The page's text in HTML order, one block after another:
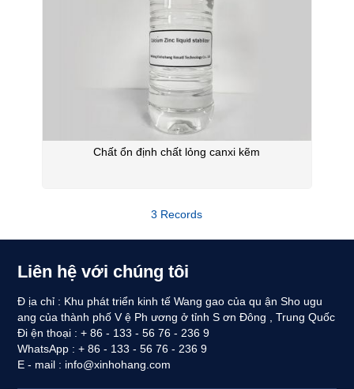
Chất ổn định chất lỏng canxi kẽm
3 Records
Liên hệ với chúng tôi
Đ ịa chỉ : Khu phát triển kinh tế Wang gao của qu ận Sho ugu
ang của thành phố V ệ Ph ương ở tỉnh S ơn Đông , Trung Quốc
Đi ện thoại : + 86 - 133 - 56 76 - 236 9
WhatsApp : + 86 - 133 - 56 76 - 236 9
E - mail : info@xinhohang.com